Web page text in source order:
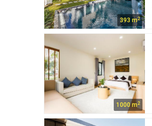
393 m2
1000 m 2